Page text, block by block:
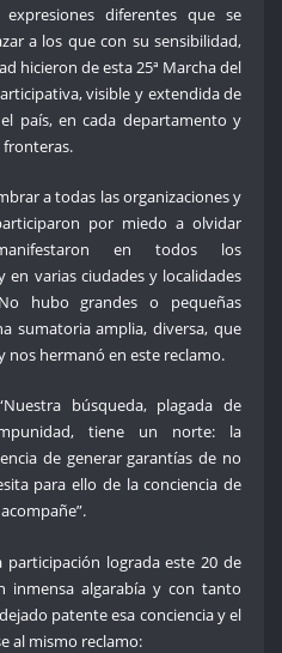
diferentes que se
a los que con su sensibilidad,
hicieron de esta 25ª Marcha del
visible y extendida de
país, en cada departamento y
a todas las organizaciones y
por miedo a olvidar
en todos los
en varias ciudades y localidades
hubo grandes o pequeñas
sumatoria amplia, diversa, que
nos hermanó en este reclamo.
búsqueda, plagada de
tiene un norte: la
de generar garantías de no
para ello de la conciencia de
lograda este 20 de
inmensa algarabía y con tanto
patente esa conciencia y el
al mismo reclamo: